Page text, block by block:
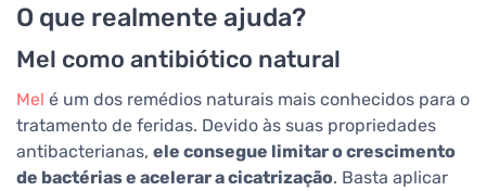
O que realmente ajuda?
Mel como antibiótico natural
Mel é um dos remédios naturais mais conhecidos para o
tratamento de feridas. Devido às suas propriedades
antibacterianas, ele consegue limitar o crescimento
de bactérias e acelerar a cicatrização. Basta aplicar